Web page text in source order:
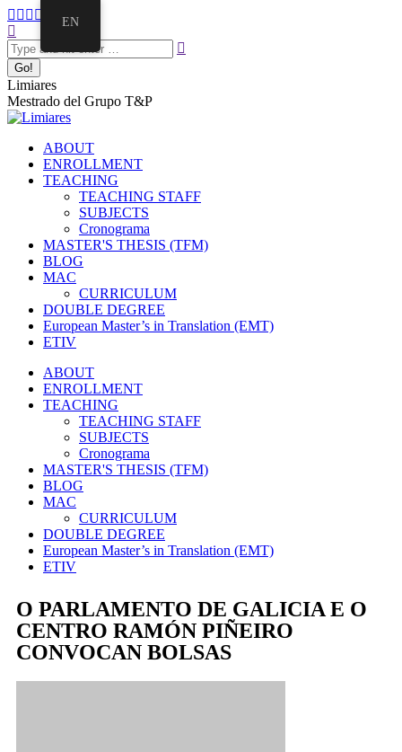
Limiares
Mestrado del Grupo T&P
ABOUT
ENROLLMENT
TEACHING
TEACHING STAFF
SUBJECTS
Cronograma
MASTER'S THESIS (TFM)
BLOG
MAC
CURRICULUM
DOUBLE DEGREE
European Master’s in Translation (EMT)
ETIV
ABOUT
ENROLLMENT
TEACHING
TEACHING STAFF
SUBJECTS
Cronograma
MASTER'S THESIS (TFM)
BLOG
MAC
CURRICULUM
DOUBLE DEGREE
European Master’s in Translation (EMT)
ETIV
O PARLAMENTO DE GALICIA E O
CENTRO RAMÓN PIÑEIRO
CONVOCAN BOLSAS
EN